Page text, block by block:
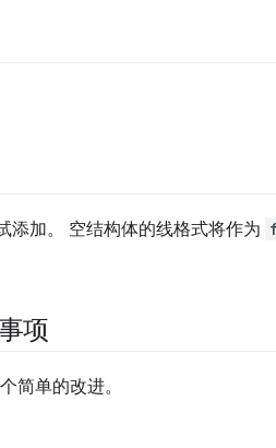
添加。 空结构体的线格式将作为
项
简单的改进。